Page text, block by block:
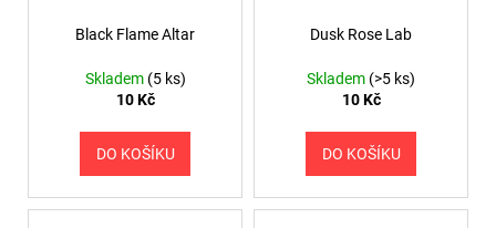
Black Flame Altar
Skladem (5 ks)
10 Kč
DO KOŠÍKU
Dusk Rose Lab
Skladem (>5 ks)
10 Kč
DO KOŠÍKU